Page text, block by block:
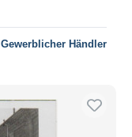
Gewerblicher Händler